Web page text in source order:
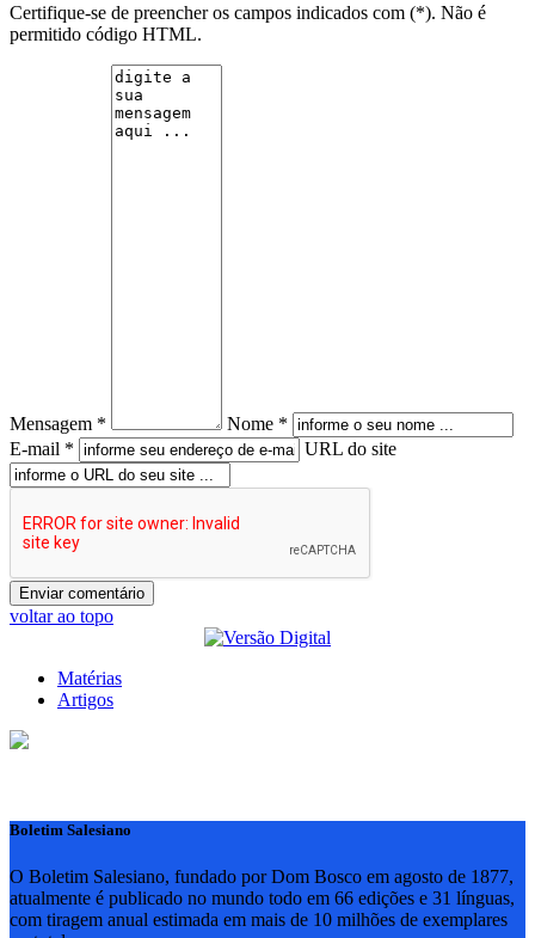
Certifique-se de preencher os campos indicados com (*). Não é
permitido código HTML.
Mensagem *
Nome *
E-mail *
URL do site
voltar ao topo
Matérias
Artigos
Boletim Salesiano
O Boletim Salesiano, fundado por Dom Bosco em agosto de 1877,
atualmente é publicado no mundo todo em 66 edições e 31 línguas,
com tiragem anual estimada em mais de 10 milhões de exemplares